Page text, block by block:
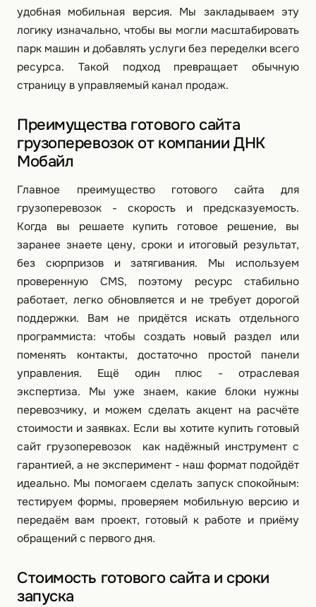
удобная мобильная версия. Мы закладываем эту
логику изначально, чтобы вы могли масштабировать
парк машин и добавлять услуги без переделки всего
ресурса. Такой подход превращает обычную
страницу в управляемый канал продаж.
Преимущества готового сайта
грузоперевозок от компании ДНК
Мобайл
Главное преимущество готового сайта для
грузоперевозок - скорость и предсказуемость.
Когда вы решаете купить готовое решение, вы
заранее знаете цену, сроки и итоговый результат,
без сюрпризов и затягивания. Мы используем
проверенную CMS, поэтому ресурс стабильно
работает, легко обновляется и не требует дорогой
поддержки. Вам не придётся искать отдельного
программиста: чтобы создать новый раздел или
поменять контакты, достаточно простой панели
управления. Ещё один плюс - отраслевая
экспертиза. Мы уже знаем, какие блоки нужны
перевозчику, и можем сделать акцент на расчёте
стоимости и заявках. Если вы хотите купить готовый
сайт грузоперевозок
как надёжный инструмент с
гарантией, а не эксперимент - наш формат подойдёт
идеально. Мы помогаем сделать запуск спокойным:
тестируем формы, проверяем мобильную версию и
передаём вам проект, готовый к работе и приёму
обращений с первого дня.
Стоимость готового сайта и сроки
запуска